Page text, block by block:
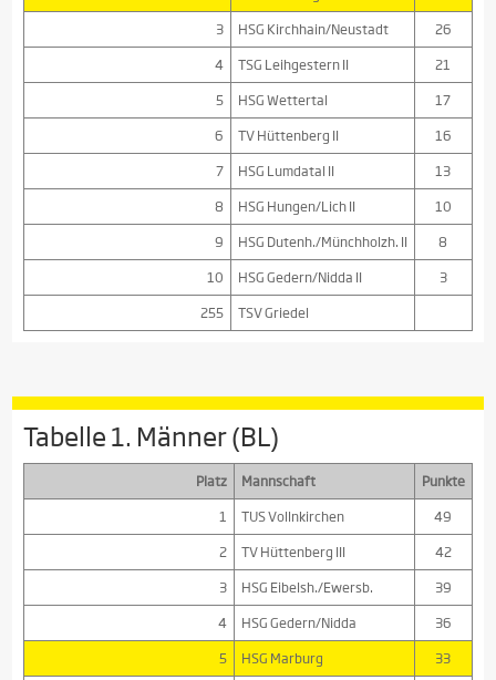
3
HSG Kirchhain/Neustadt
26
4
TSG Leihgestern II
21
5
HSG Wettertal
17
6
TV Hüttenberg II
16
7
HSG Lumdatal II
13
8
HSG Hungen/Lich II
10
9
HSG Dutenh./Münchholzh. II
8
10
HSG Gedern/Nidda II
3
255
TSV Griedel
Tabelle 1. Männer (BL)
Platz Mannschaft
Punkte
1
TUS Vollnkirchen
49
2
TV Hüttenberg III
42
3
HSG Eibelsh./Ewersb.
39
4
HSG Gedern/Nidda
36
5
HSG Marburg
33